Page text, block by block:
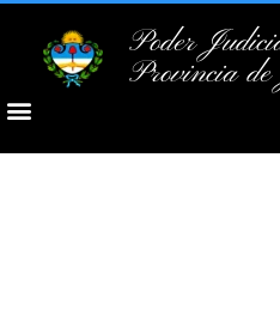
Poder
Provincia